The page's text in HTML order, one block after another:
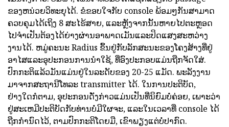
ຂອງຫນ່ວຍວິທະຍຸໄດ້. ຂໍຂອບໃຈກັບ console ພ້ອມໆກັນສາມາດ
ຄວບຄຸມໄດ້ເຖິງ 8 ສະໄຮ້ສາຍ, ແລະຫຼັງຈາກນັ້ນຫາຍໄປຕະຫຼອດ
ໄປຈໍາເປັນຕ້ອງໄດ້ຍ່າງຜ່ານອາພາດເມັນແລະປິດແສງສະຫວ່າງ
ງານໄດ້. ຫມູ່ຄະນະ Radius ຂຶ້ນຢູ່ກັບລັກສະນະຂອງໂຄງສ້າງທີ່ຢູ່
ອາໄສແລະອຸປະກອນການນໍາໃຊ້, ທີ່ອົງປະກອບແມ່ນຖືກຈັດໃສ່.
ປົກກະຕິແລ້ວມັນແມ່ນຢູ່ໃນລະດັບຂອງ 20-25 ແມັດ. ພະລັງງານ
ມາຈາກສະຖານີໂທລະ transmitter ໄດ້. ໃນການປະຕິບັດ,
ຢ່າງໃດກໍຕາມ, ອຸປະກອນດັ່ງກ່າວແມ່ນເປັນທີ່ນິຍົມບໍ່ຄ່ອຍ, ເພາະວ່າ
ຢູ່ສະເຫມີປະຕິບັດກັບທ່ານບໍ່ມີໃຜຈະ, ແລະໃນເວລາທີ່ console ໄດ້
ຖືກກໍານົດໄວ້, ຕາມປົກກະຕິໂດຍມື, ເຂົາພຽງແຕ່ບໍ່ປາກົດ.